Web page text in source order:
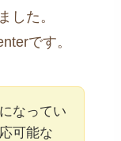
した。
です。
なってい
可能な